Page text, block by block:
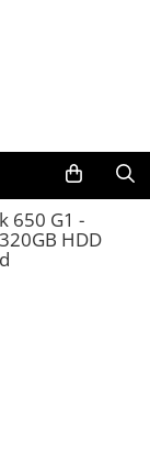
650 G1 -
HDD